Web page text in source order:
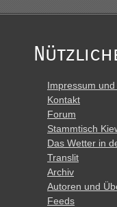
Impressum
Kontakt
Forum
Stammtisch
Das Wetter in
Translit
Archiv
Autoren und
Feeds